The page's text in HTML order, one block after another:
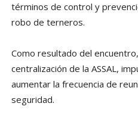
términos de control y
robo de terneros.
Como resultado del
centralización de la ASSAL,
aumentar la frecuencia de
seguridad.